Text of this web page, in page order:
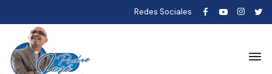
Redes Sociales